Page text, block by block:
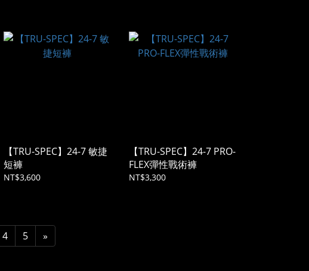
【TRU-SPEC】24-7 敏捷
短褲
NT$3,600
【TRU-SPEC】24-7 PRO-
FLEX彈性戰術褲
NT$3,300
4 5 »